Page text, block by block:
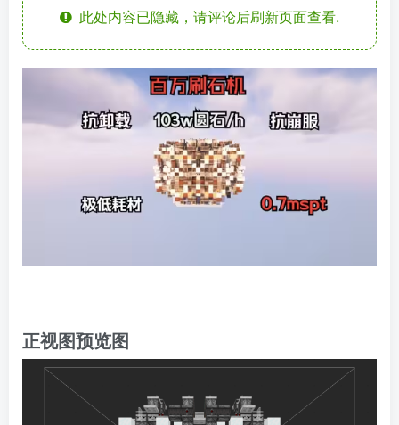
此处内容已隐藏，请评论后刷新页面查看.
正视图预览图